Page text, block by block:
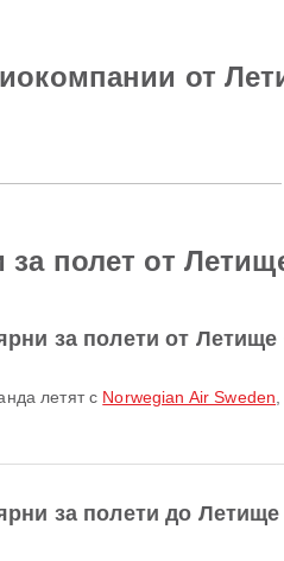
от
за полет от
за полети от
летят с Norwegian Air Sweden
за полети до